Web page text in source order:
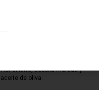
Fior di latte, cebolla morada y
aceite de oliva.